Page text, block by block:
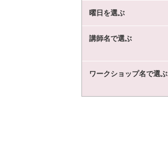
曜日を選ぶ
講師名で選ぶ
ワークショップ名で選ぶ